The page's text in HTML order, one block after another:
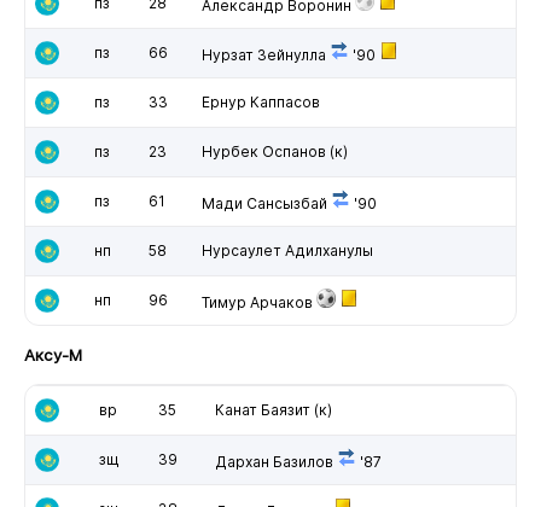
Александр Воронин
пз 66 Нурзат Зейнулла '90
пз 33 Ернур Каппасов
пз 23 Нурбек Оспанов (к)
пз 61 Мади Сансызбай '90
нп 58 Нурсаулет Адилханулы
нп 96 Тимур Арчаков
Аксу-М
вр 35 Канат Баязит(к)
зщ 39 Дархан Базилов '87